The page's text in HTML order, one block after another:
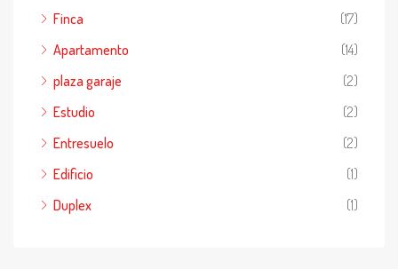
Finca
(17)
Apartamento
(14)
plaza garaje
(2)
Estudio
(2)
Entresuelo
(2)
Edificio
(1)
Duplex
(1)